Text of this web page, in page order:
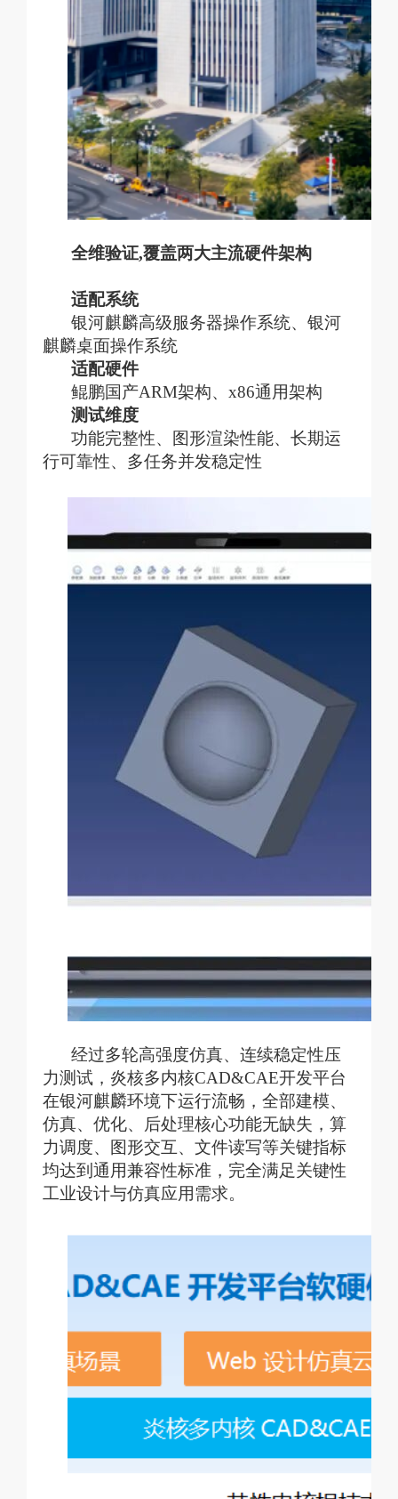
全维验证,覆盖两大主流硬件架构
适配系统
银河麒麟高级服务器操作系统、银河
麒麟桌面操作系统
适配硬件
鲲鹏国产ARM架构、x86通用架构
测试维度
功能完整性、图形渲染性能、长期运
行可靠性、多任务并发稳定性
经过多轮高强度仿真、连续稳定性压
力测试，炎核多内核CAD&CAE开发平台
在银河麒麟环境下运行流畅，全部建模、
仿真、优化、后处理核心功能无缺失，算
力调度、图形交互、文件读写等关键指标
均达到通用兼容性标准，完全满足关键性
工业设计与仿真应用需求。